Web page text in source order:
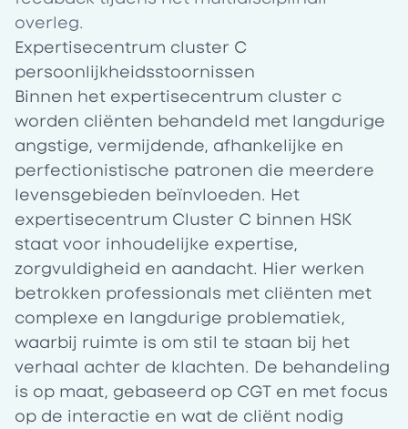
overleg.
Expertisecentrum cluster C
persoonlijkheidsstoornissen
Binnen het expertisecentrum cluster c
worden cliënten behandeld met langdurige
angstige, vermijdende, afhankelijke en
perfectionistische patronen die meerdere
levensgebieden beïnvloeden. Het
expertisecentrum Cluster C binnen HSK
staat voor inhoudelijke expertise,
zorgvuldigheid en aandacht. Hier werken
betrokken professionals met cliënten met
complexe en langdurige problematiek,
waarbij ruimte is om stil te staan bij het
verhaal achter de klachten. De behandeling
is op maat, gebaseerd op CGT en met focus
op de interactie en wat de cliënt nodig